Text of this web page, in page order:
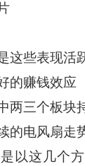
些表现活
赚钱效应
三个板块
电风扇走
这几个方